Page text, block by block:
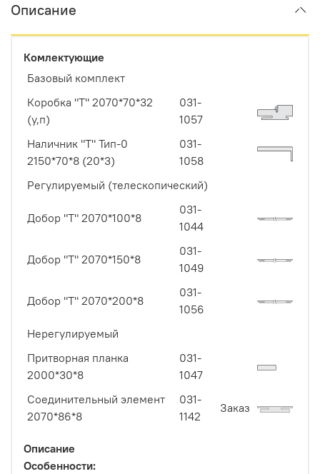
Описание
Комлектующие
Базовый комплект
Коробка "Т" 2070*70*32
(у,п)
031-
1057
Наличник "Т" Тип-0
2150*70*8 (20*3)
031-
1058
Регулируемый (телескопический)
Добор "Т" 2070*100*8
031-
1044
Добор "Т" 2070*150*8
031-
1049
Добор "Т" 2070*200*8
031-
1056
Нерегулируемый
Притворная планка
2000*30*8
031-
1047
Соединительный элемент
2070*86*8
031-
1142
Заказ
Описание
Особенности: